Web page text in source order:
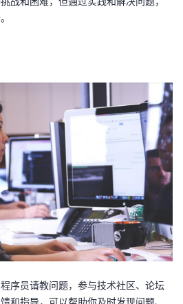
序员请教问题，参与技术社区、论坛